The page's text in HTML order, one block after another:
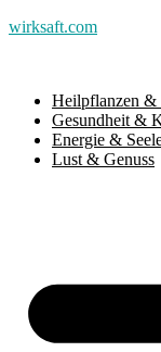
wirksaft.com
Heilpflanzen &
Gesundheit &
Energie &
Lust & Genuss